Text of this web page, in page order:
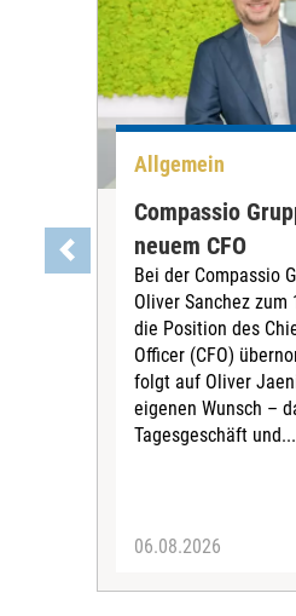
Allgemein
Compassio
neuem CFO
Bei der Compassio
Oliver Sanchez zum
die Position des
Officer (CFO)
folgt auf Oliver
eigenen Wunsch –
Tagesgeschäft und...
06.08.2026